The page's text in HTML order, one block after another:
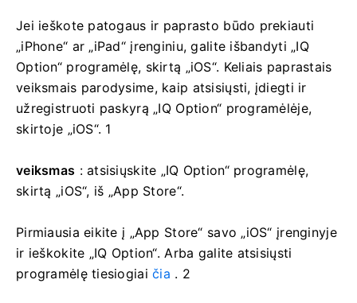
Jei ieškote patogaus ir paprasto būdo prekiauti
„iPhone“ ar „iPad“ įrenginiu, galite išbandyti „IQ
Option“ programėlę, skirtą „iOS“. Keliais paprastais
veiksmais parodysime, kaip atsisiųsti, įdiegti ir
užregistruoti paskyrą „IQ Option“ programėlėje,
skirtoje „iOS“. 1
veiksmas : atsisiųskite „IQ Option“ programėlę,
skirtą „iOS“, iš „App Store“.
Pirmiausia eikite į „App Store“ savo „iOS“ įrenginyje
ir ieškokite „IQ Option“. Arba galite atsisiųsti
programėlę tiesiogiaičia . 2